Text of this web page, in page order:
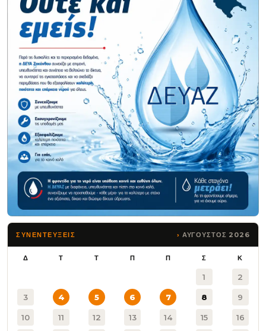
ΣΥΝΕΝΤΕΥΞΕΙΣ ΑΥΓΟΥΣΤΟΣ 2026
Δ Τ Τ Π Π Σ Κ
1 2
3 4 5 6 7 8 9
10 11 12 13 14 15 16